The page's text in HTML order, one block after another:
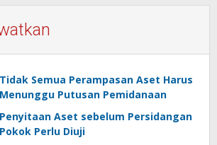
Tidak Semua Perampasan Aset Harus
Menunggu Putusan Pemidanaan
Penyitaan Aset sebelum Persidangan
Pokok Perlu Diuji